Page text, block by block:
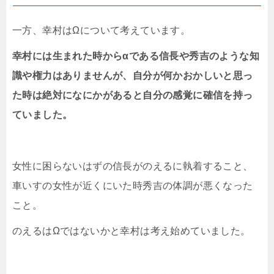
一方、幸村はΩについて考えています。
幸村には生まれた時からαである信長や秀吉のような知
識や権力はありませんが、自分が何かおかしいと思っ
た時は絶対になにかがあると自分の感覚に確信を持っ
ていました。
女性に困らないはずの信長がのえるに執着すること、
車いすの女性が近くにいた時秀吉の体調が悪くなった
こと。
のえるはΩではないかと幸村は考え始めていました。